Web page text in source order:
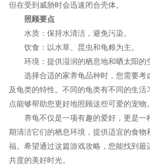
但在受到威胁时会迅速闭合壳体。
照顾要点
水质：保持水清洁，避免污染。
饮食：以水草、昆虫和龟粮为主。
环境：提供湿润的栖息地和晒太阳的
选择合适的家养龟品种时，您需要
及龟类的特性。不同的龟类有不同的生
点能够帮助您更好地照顾这些可爱的宠物。
养龟不仅是一项有趣的爱好，更是
期清洁它们的栖息环境，提供适宜的食
福。希望通过这篇游戏攻略，您能找到最
共度的美好时光。